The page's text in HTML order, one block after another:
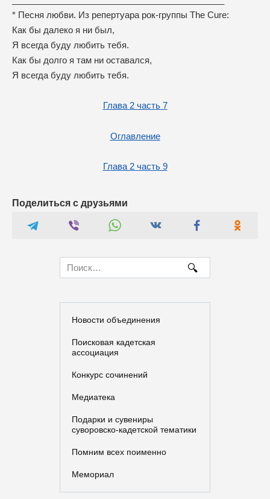
* Песня любви. Из репертуара рок-группы The Cure:
Как бы далеко я ни был,
Я всегда буду любить тебя.
Как бы долго я там ни оставался,
Я всегда буду любить тебя.
Глава 2 часть 7
Оглавление
Глава 2 часть 9
Поделиться с друзьями
for:
Новости объединения
Поисковая кадетская
ассоциация
Конкурс сочинений
Медиатека
Подарки и сувениры
суворовско-кадетской тематики
Помним всех поименно
Мемориал